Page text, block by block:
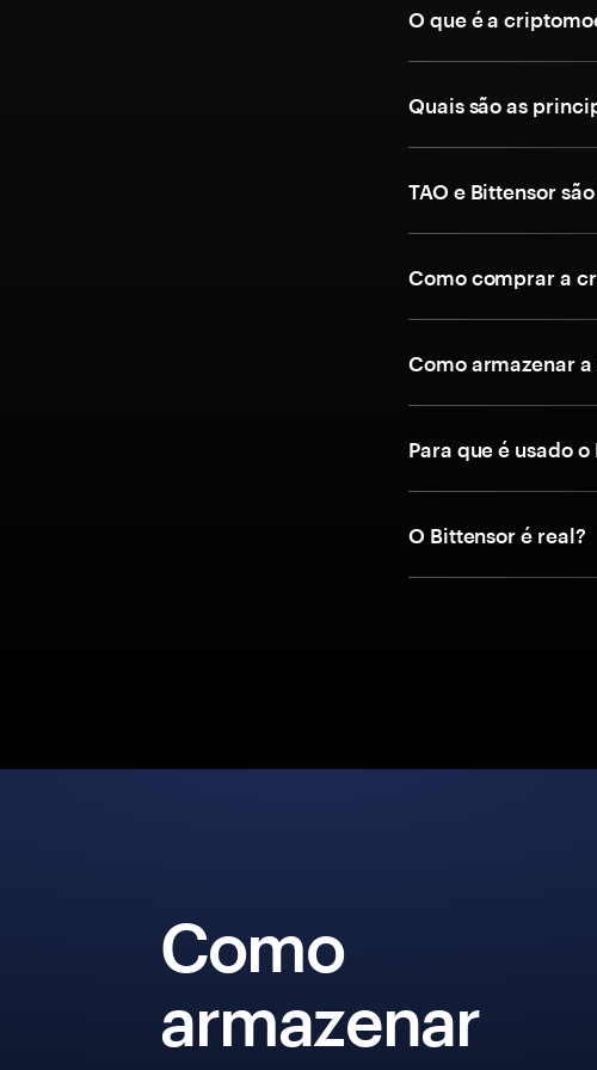
O que é a
Quais são as
TAO e Bittensor
Como comprar a
Como armazenar
Para que é usado o
O Bittensor é real?
Como
armazenar